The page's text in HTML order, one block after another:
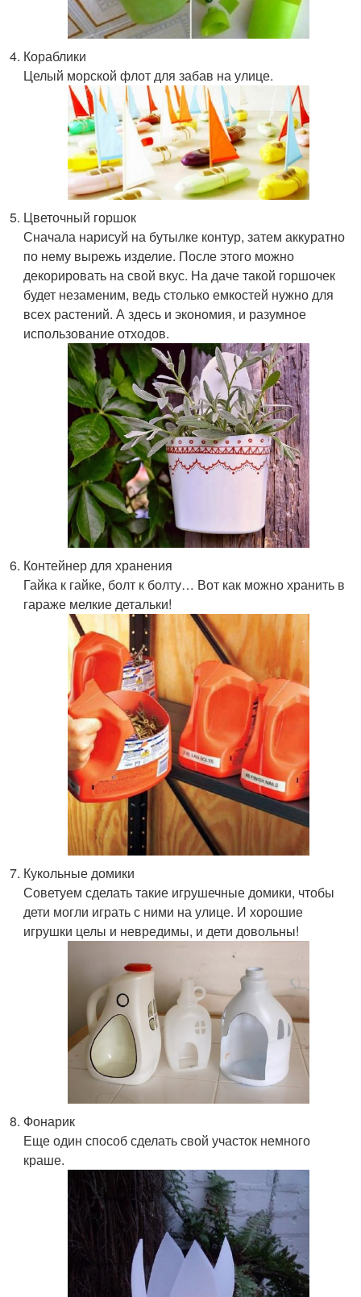
Кораблики
Целый морской флот для забав на улице.
Цветочный горшок
Сначала нарисуй на бутылке контур, затем аккуратно
по нему вырежь изделие. После этого можно
декорировать на свой вкус. На даче такой горшочек
будет незаменим, ведь столько емкостей нужно для
всех растений. А здесь и экономия, и разумное
использование отходов.
Контейнер для хранения
Гайка к гайке, болт к болту… Вот как можно хранить в
гараже мелкие детальки!
Кукольные домики
Советуем сделать такие игрушечные домики, чтобы
дети могли играть с ними на улице. И хорошие
игрушки целы и невредимы, и дети довольны!
Фонарик
Еще один способ сделать свой участок немного
краше.